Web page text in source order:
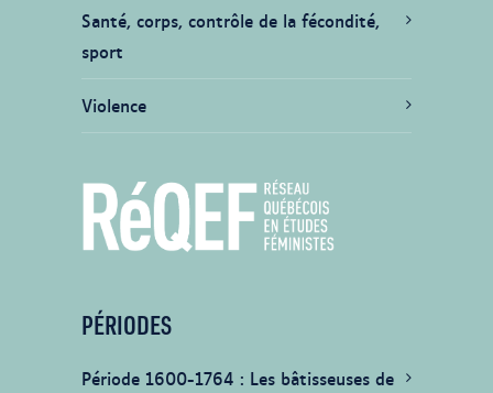
Santé, corps, contrôle de la fécondité,
sport
Violence
PÉRIODES
Période 1600-1764
Les bâtisseuses de